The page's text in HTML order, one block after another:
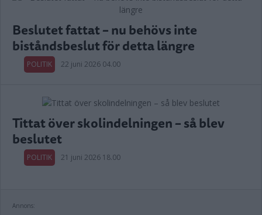
Beslutet fattat – nu behövs inte
biståndsbeslut för detta längre
POLITIK 22 juni 2026 04.00
Tittat över skolindelningen – så blev
beslutet
POLITIK 21 juni 2026 18.00
Annons: